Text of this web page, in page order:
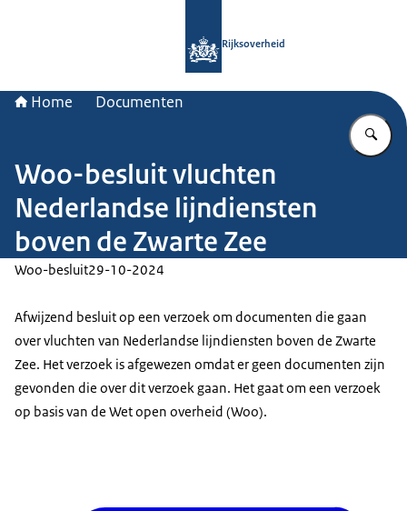
Rijksoverheid
Home Documenten
Woo-besluit vluchten
Nederlandse lijndiensten
boven de Zwarte Zee
Woo-besluit29-10-2024
Afwijzend besluit op een verzoek om documenten die gaan
over vluchten van Nederlandse lijndiensten boven de Zwarte
Zee. Het verzoek is afgewezen omdat er geen documenten zijn
gevonden die over dit verzoek gaan. Het gaat om een verzoek
op basis van de Wet open overheid (Woo).